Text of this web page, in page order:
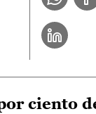
ciento